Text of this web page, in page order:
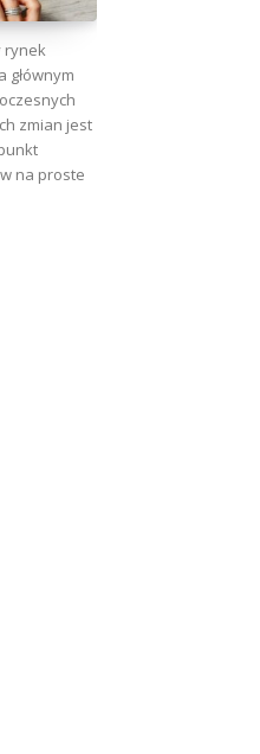
rynek
głównym
zmian jest
na proste